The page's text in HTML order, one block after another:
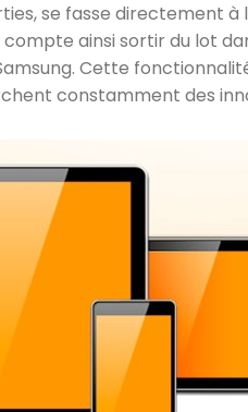
se fasse directement à
compte ainsi sortir du lot
Cette
constamment des